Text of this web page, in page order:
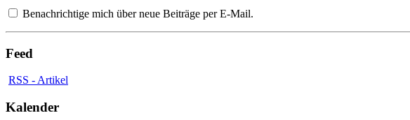
Benachrichtige mich über neue Beiträge per E-Mail.
Feed
RSS - Artikel
Kalender